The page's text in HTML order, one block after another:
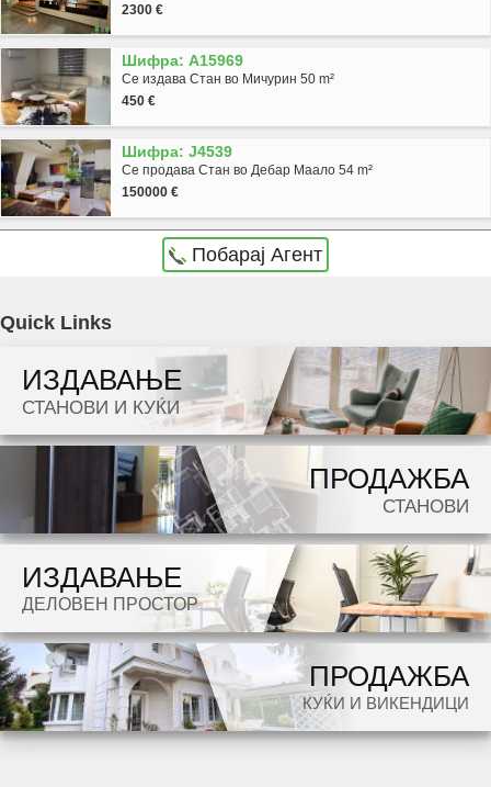
2300 €
Шифра: A15969
Се издава Стан во Мичурин 50 m²
450 €
Шифра: J4539
Се продава Стан во Дебар Маало 54 m²
150000 €
Побарај Агент
Dokolku barate stan, kuka, deloven prostor ova e vistinskoto mesto da ja zapocnete vasata
Quick Links
ИЗДАВАЊЕ
СТАНОВИ И КУЌИ
ПРОДАЖБА
СТАНОВИ
ИЗДАВАЊЕ
ДЕЛОВЕН ПРОСТОР
ПРОДАЖБА
КУЌИ И ВИКЕНДИЦИ